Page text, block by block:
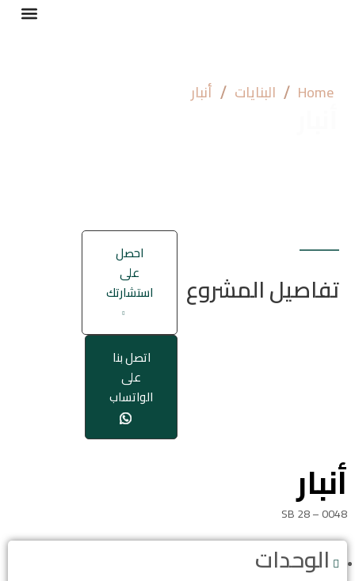
Home البنايات أنبار
أنبار
SB 28 – 0048
الوحدات
تفاصيل المشروع
احصل
على
استشارتك
اتصل بنا
على
الواتساب